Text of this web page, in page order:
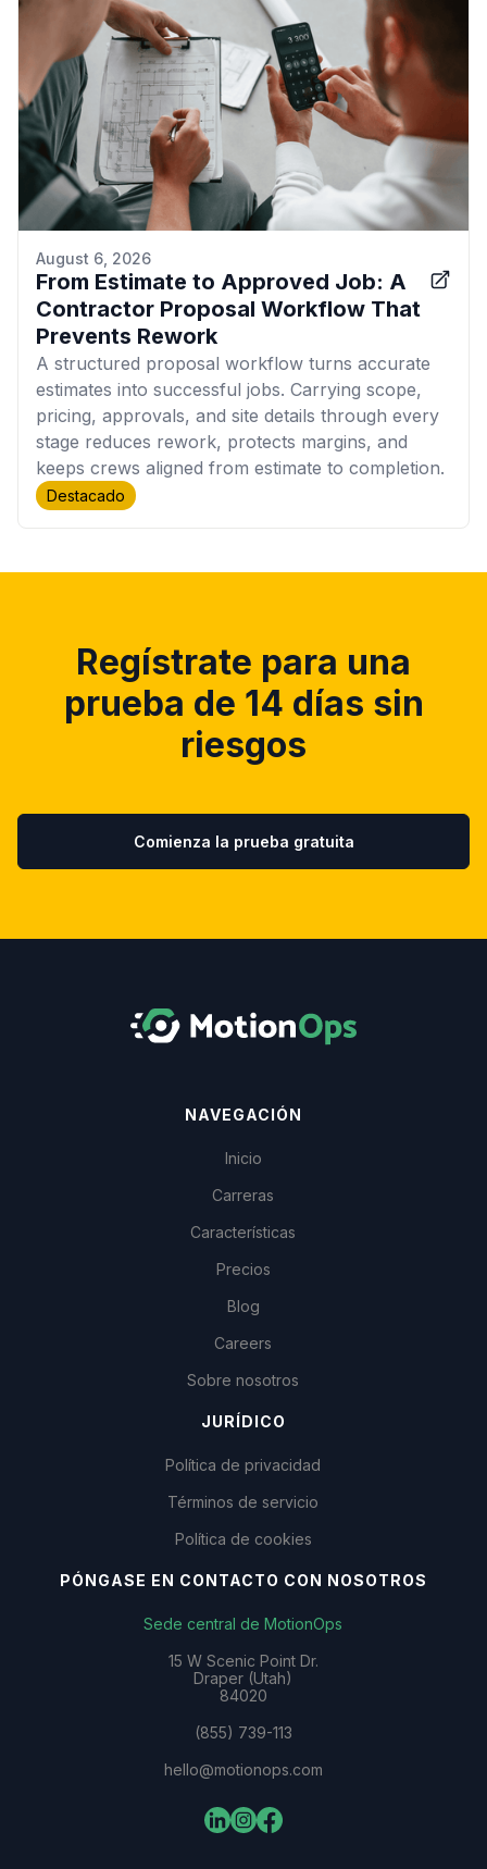
August 6, 2026
From Estimate to Approved Job: A
Contractor Proposal Workflow That
Prevents Rework
A structured proposal workflow turns accurate
estimates into successful jobs. Carrying scope,
pricing, approvals, and site details through every
stage reduces rework, protects margins, and
keeps crews aligned from estimate to completion.
Destacado
Regístrate para una
prueba de 14 días sin
riesgos
Comienza la prueba gratuita
NAVEGACIÓN
Inicio
Carreras
Características
Precios
Blog
Careers
Sobre nosotros
JURÍDICO
Política de privacidad
Términos de servicio
Política de cookies
PÓNGASE EN CONTACTO CON NOSOTROS
Sede central de MotionOps
15 W Scenic Point Dr.
Draper (Utah)
84020
(855) 739-113
hello@motionops.com